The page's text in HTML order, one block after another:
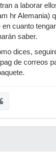
a laborar
hr Alemania)
cuanto
saber.
dices,
de correos